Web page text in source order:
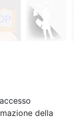
della